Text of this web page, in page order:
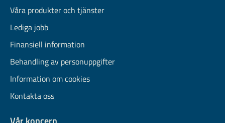
Våra produkter och tjänster
Lediga jobb
Finansiell information
Behandling av personuppgifter
Information om cookies
Kontakta oss